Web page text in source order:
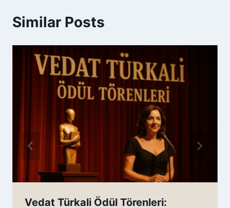
Similar Posts
Vedat Türkali Ödül Törenleri: